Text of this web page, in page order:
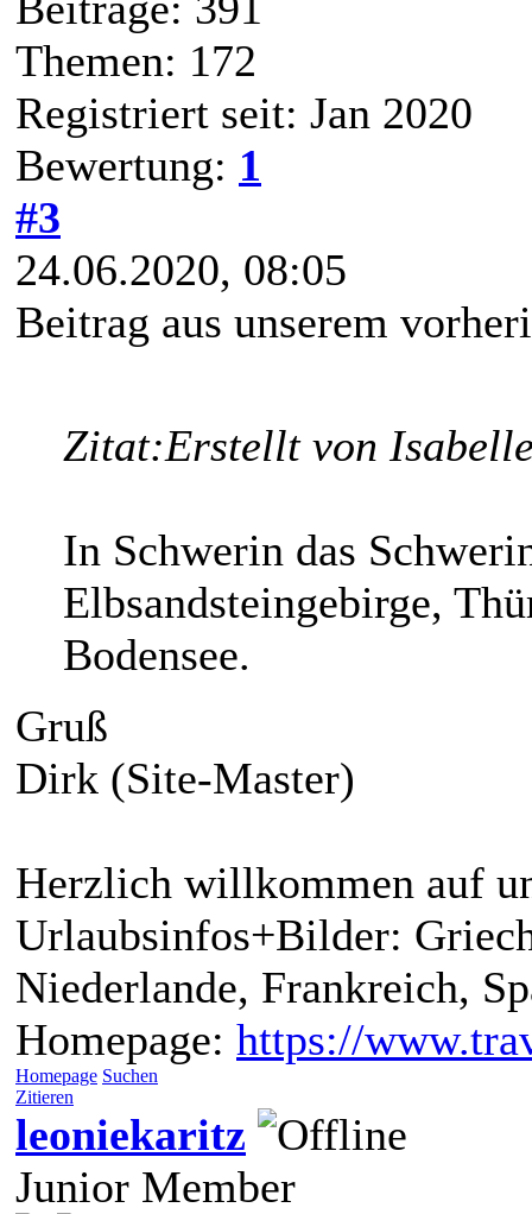
Themen: 172
Registriert seit: Jan 2020
Bewertung: 1
#3
24.06.2020, 08:05
Beitrag aus unserem
Zitat:Erstellt von
In Schwerin das
Elbsandsteingebirge,
Bodensee.
Gruß
Dirk (Site-Master)
Herzlich willkommen auf
Urlaubsinfos+Bilder:
Niederlande, Frankreich,
Homepage: https://
Homepage Suchen
Zitieren
leoniekaritz
Junior Member